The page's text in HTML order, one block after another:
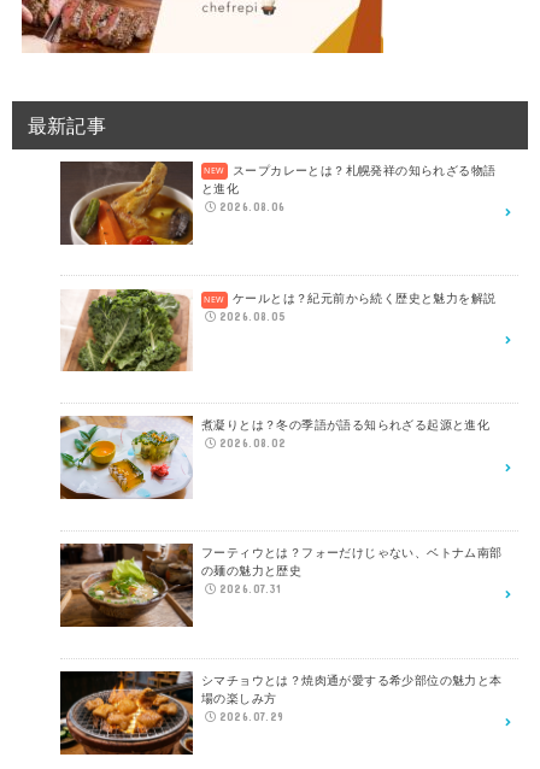
最新記事
スープカレーとは？札幌発祥の知られざる物語
と進化
2026.08.06
ケールとは？紀元前から続く歴史と魅力を解説
2026.08.05
煮凝りとは？冬の季語が語る知られざる起源と進化
2026.08.02
フーティウとは？フォーだけじゃない、ベトナム南部
の麺の魅力と歴史
2026.07.31
シマチョウとは？焼肉通が愛する希少部位の魅力と本
場の楽しみ方
2026.07.29